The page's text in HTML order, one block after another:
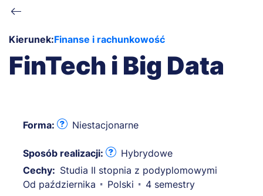
Ścieżka
nawigacyjna
Kierunek:Finanse i rachunkowość
FinTech i Big Data
Forma: Niestacjonarne
Sposób realizacji:
Hybrydowe
Cechy: Studia II stopnia z podyplomowymi
Od października
Polski 4 semestry